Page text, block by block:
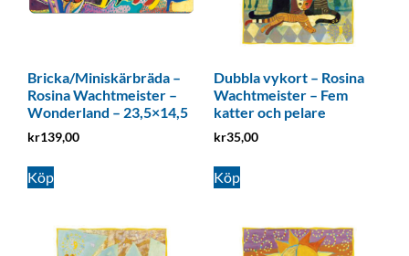
Bricka/Miniskärbräda –
Rosina Wachtmeister –
Wonderland – 23,5×14,5
kr139,00
Köp
Dubbla vykort – Rosina
Wachtmeister – Fem
katter och pelare
kr35,00
Köp